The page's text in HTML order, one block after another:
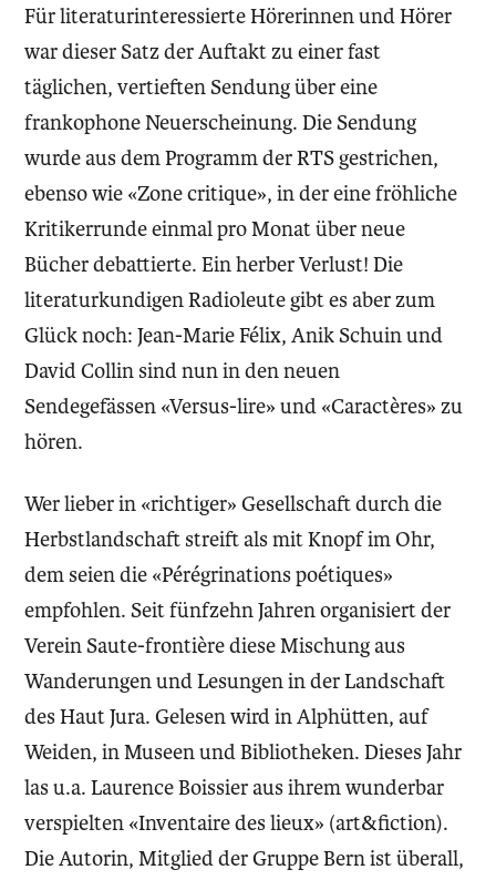
Für literaturinteressierte Hörerinnen und Hörer
war dieser Satz der Auftakt zu einer fast
täglichen, vertieften Sendung über eine
frankophone Neuerscheinung. Die Sendung
wurde aus dem Programm der RTS gestrichen,
ebenso wie «Zone critique», in der eine fröhliche
Kritikerrunde einmal pro Monat über neue
Bücher debattierte. Ein herber Verlust! Die
literaturkundigen Radioleute gibt es aber zum
Glück noch: Jean-Marie Félix, Anik Schuin und
David Collin sind nun in den neuen
Sendegefässen «Versus-lire» und «Caractères» zu
hören.
Wer lieber in «richtiger» Gesellschaft durch die
Herbstlandschaft streift als mit Knopf im Ohr,
dem seien die «Pérégrinations poétiques»
empfohlen. Seit fünfzehn Jahren organisiert der
Verein Saute-frontière diese Mischung aus
Wanderungen und Lesungen in der Landschaft
des Haut Jura. Gelesen wird in Alphütten, auf
Weiden, in Museen und Bibliotheken. Dieses Jahr
las u.a. Laurence Boissier aus ihrem wunderbar
verspielten «Inventaire des lieux» (art&fiction).
Die Autorin, Mitglied der Gruppe Bern ist überall,